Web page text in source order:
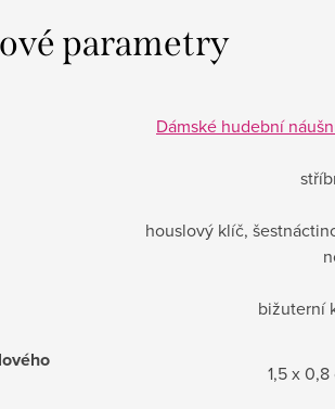
parametry
Dámské hudební
houslový klíč,
bižuterní
1,5 x 0,8